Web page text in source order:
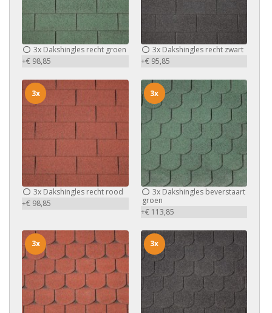
3x Dakshingles recht groen
+€ 98,85
3xDakshingles recht zwart
+€ 95,85
3x Dakshingles recht rood
+€ 98,85
3x
3xDakshingles beverstaart
groen
+€ 113,85
3x
3x 3x